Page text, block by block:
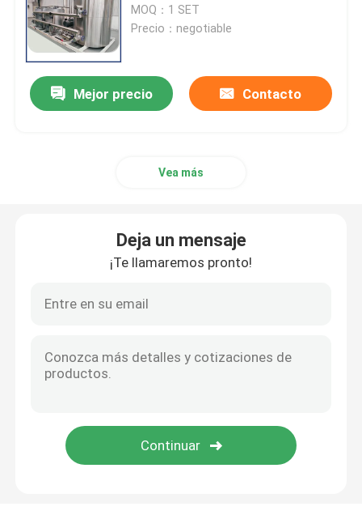
MOQ：1 SET
Precio：negotiable
Mejor precio Contacto
Vea más
Deja un mensaje
¡Te llamaremos pronto!